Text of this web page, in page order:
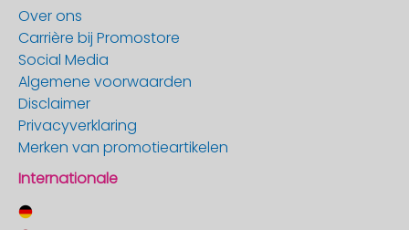
Over ons
Carrière bij Promostore
Social Media
Algemene voorwaarden
Disclaimer
Privacyverklaring
Merken van promotieartikelen
Internationale